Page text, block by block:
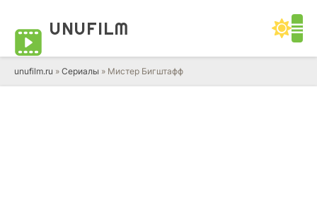
UNUFILM
unufilm.ru » Сериалы » Мистер Бигштафф